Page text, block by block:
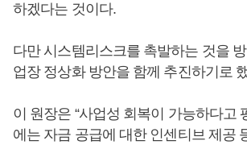
하겠다는 것이다.
다만 시스템리스크를 촉발하는 것을
업장 정상화 방안을 함께 추진하기로
이 원장은 “사업성 회복이 가능하다고
에는 자금 공급에 대한 인센티브 제공